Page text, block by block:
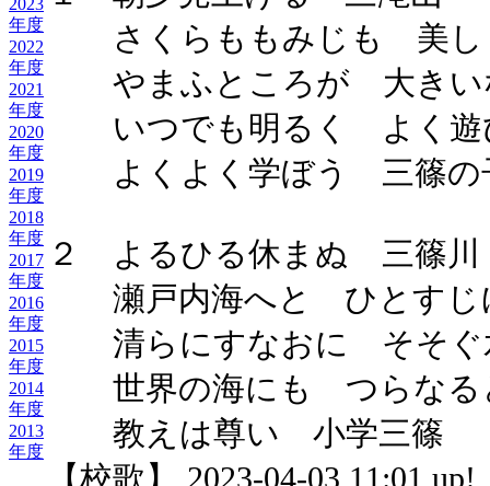
2023
年度
2022
年度
2021
年度
2020
年度
2019
年度
2018
年度
2017
年度
2016
年度
2015
年度
2014
年度
2013
年度
さくらももみじも 美し
やまふところが 大きい
いつでも明るく よく遊
よくよく学ぼう 三篠の
２ よるひる休まぬ 三篠川
瀬戸内海へと ひとすじ
清らにすなおに そそぐ
世界の海にも つらなる
教えは尊い 小学三篠
【校歌】 2023-04-03 11:01 up!